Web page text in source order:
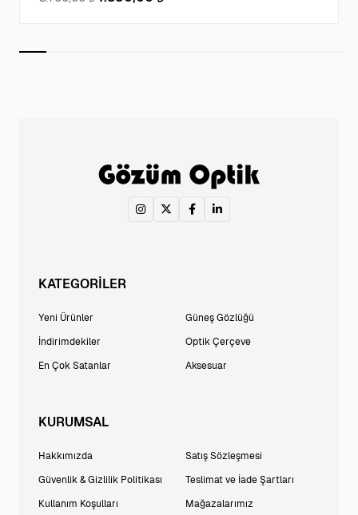
KATEGORİLER
Yeni Ürünler
İndirimdekiler
En Çok Satanlar
Güneş Gözlüğü
Optik Çerçeve
Aksesuar
KURUMSAL
Hakkımızda
Güvenlik & Gizlilik Politikası
Kullanım Koşulları
Satış Sözleşmesi
Teslimat ve İade Şartları
Mağazalarımız